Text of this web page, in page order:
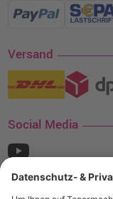
Versand
Social Media
¹ Nur gültig für den